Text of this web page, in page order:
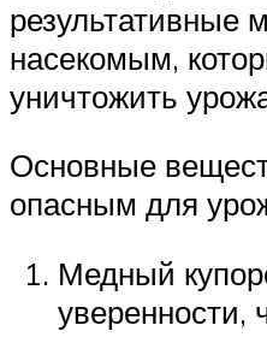
результативные
насекомым,
уничтожить
Основные
опасным для
Медный
уверенности,